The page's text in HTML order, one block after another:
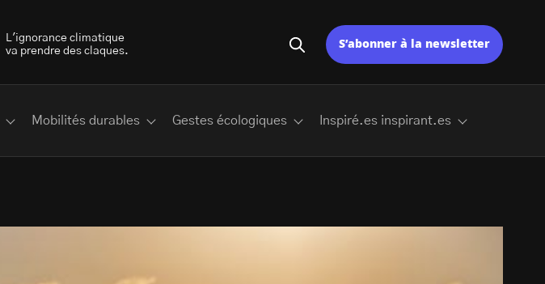
L'ignorance climatique
va prendre des claques.
S’abonner à la newsletter
Mobilités durables Gestes écologiques Inspiré.es inspirant.es